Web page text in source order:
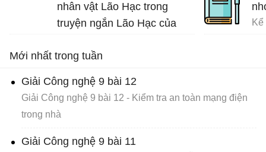
nhân vật Lão Hạc trong
truyện ngắn Lão Hạc của
Mới nhất trong tuần
Giải Công nghệ 9 bài 12
Giải Công nghệ 9 bài 12 - Kiểm tra an toàn mạng điện
trong nhà
Giải Công nghệ 9 bài 11